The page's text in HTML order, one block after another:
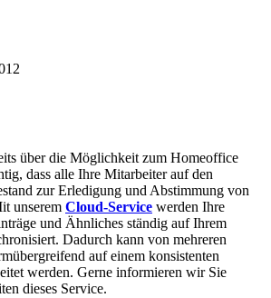
über die Möglichkeit zum Homeoffice
dass alle Ihre Mitarbeiter auf den
zur Erledigung und Abstimmung von
unserem Cloud-Service werden Ihre
und Ähnliches ständig auf Ihrem
Dadurch kann von mehreren
auf einem konsistenten
werden. Gerne informieren wir Sie
dieses Service.